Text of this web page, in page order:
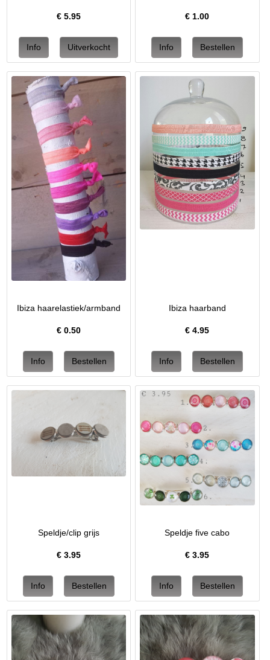
€ 5.95 €1.00
Ibiza haarelastiek/armband
€ 0.50
Ibiza haarband
€4.95
Speldje/clip grijs
€ 3.95
Speldje five cabo
€3.95